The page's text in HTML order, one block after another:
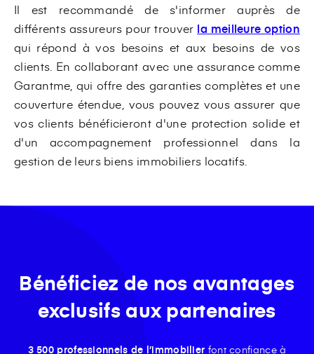
Il est recommandé de s'informer auprès de
différents assureurs pour trouver la meilleure option
qui répond à vos besoins et aux besoins de vos
clients. En collaborant avec une assurance comme
Garantme, qui offre des garanties complètes et une
couverture étendue, vous pouvez vous assurer que
vos clients bénéficieront d'une protection solide et
d'un accompagnement professionnel dans la
gestion de leurs biens immobiliers locatifs.
Bénéficiez de nos avantages
exclusifs aux partenaires
3 500 professionnels de l’immobilier font confiance à